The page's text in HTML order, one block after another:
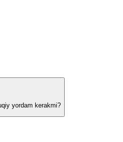
yordam kerakmi?